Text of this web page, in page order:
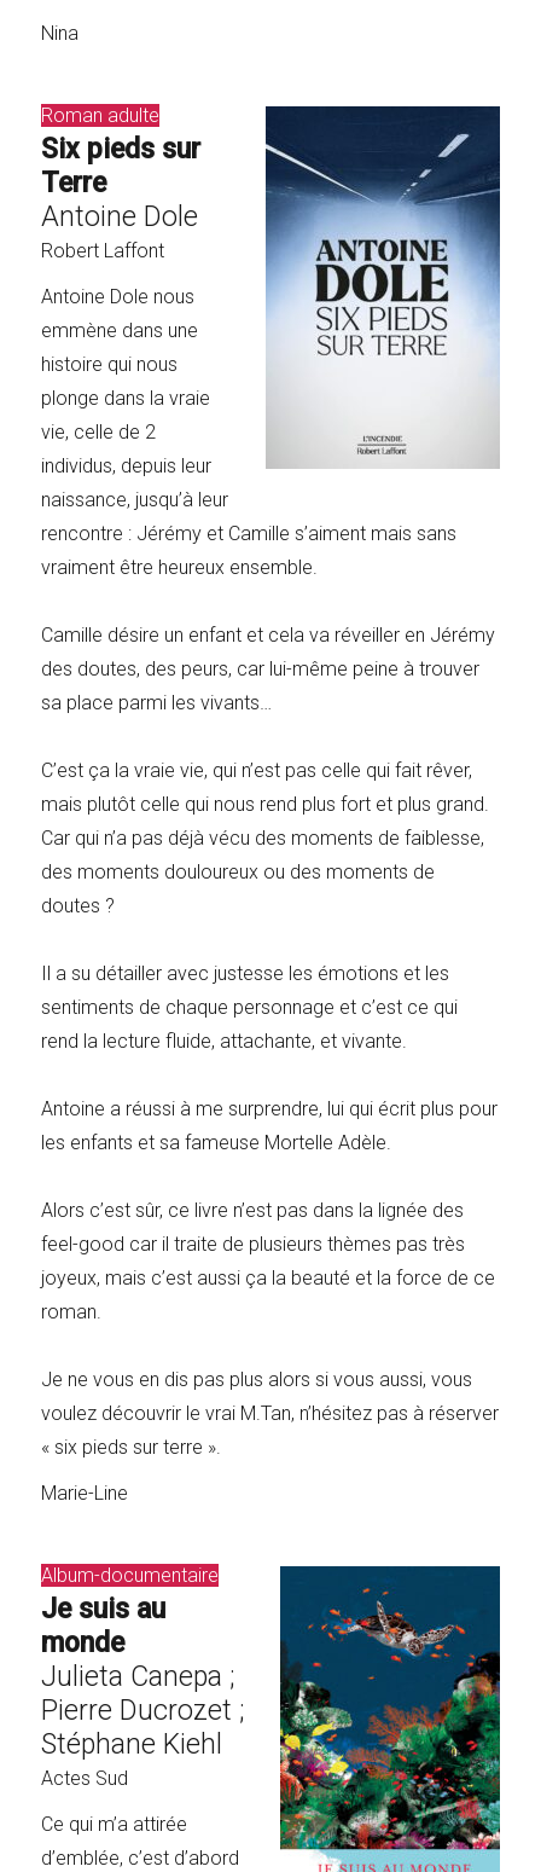
Nina
Roman adulte
Six pieds sur
Terre
Antoine Dole
Robert Laffont
Antoine Dole nous
emmène dans une
histoire qui nous
plonge dans la vraie
vie, celle de 2
individus, depuis leur
naissance, jusqu’à leur
rencontre : Jérémy et Camille s’aiment mais sans
vraiment être heureux ensemble.
Camille désire un enfant et cela va réveiller en Jérémy
des doutes, des peurs, car lui-même peine à trouver
sa place parmi les vivants…
C’est ça la vraie vie, qui n’est pas celle qui fait rêver,
mais plutôt celle qui nous rend plus fort et plus grand.
Car qui n’a pas déjà vécu des moments de faiblesse,
des moments douloureux ou des moments de
doutes ?
Il a su détailler avec justesse les émotions et les
sentiments de chaque personnage et c’est ce qui
rend la lecture fluide, attachante, et vivante.
Antoine a réussi à me surprendre, lui qui écrit plus pour
les enfants et sa fameuse Mortelle Adèle.
Alors c’est sûr, ce livre n’est pas dans la lignée des
feel-good car il traite de plusieurs thèmes pas très
joyeux, mais c’est aussi ça la beauté et la force de ce
roman.
Je ne vous en dis pas plus alors si vous aussi, vous
voulez découvrir le vrai M.Tan, n’hésitez pas à réserver
« six pieds sur terre ».
Marie-Line
Album-documentaire
Je suis au
monde
Julieta Canepa ;
Pierre Ducrozet ;
Stéphane Kiehl
Actes Sud
Ce qui m’a attirée
d’emblée, c’est d’abord